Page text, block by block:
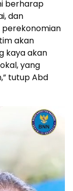
berharap
dan
akan
kaya akan
yang
tutup Abd